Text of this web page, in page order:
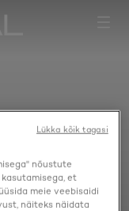
nõustute
et
meie veebisaidi
näiteks näidata
Lükka kõik tagasi